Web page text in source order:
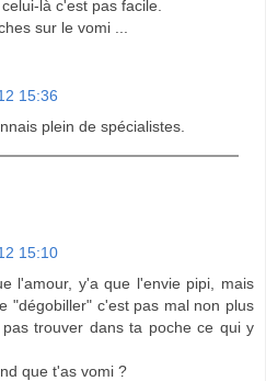
là c'est pas facile.
sur le vomi ...
15:36
plein de spécialistes.
15:10
l'amour, y'a que l'envie pipi, mais
"dégobiller" c'est pas mal non plus
trouver dans ta poche ce qui y
que t'as vomi ?